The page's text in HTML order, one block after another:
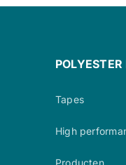
Tapes
High
Producten